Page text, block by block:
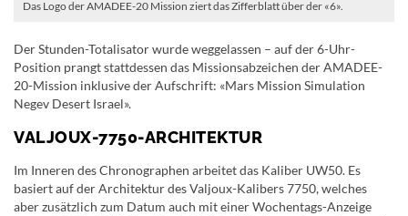
Das Logo der AMADEE-20 Mission ziert das Zifferblatt über der «6».
Der Stunden-Totalisator wurde weggelassen – auf der 6-Uhr-
Position prangt stattdessen das Missionsabzeichen der AMADEE-
20-Mission inklusive der Aufschrift: «Mars Mission Simulation
Negev Desert Israel».
VALJOUX-7750-ARCHITEKTUR
Im Inneren des Chronographen arbeitet das Kaliber UW50. Es
basiert auf der Architektur des Valjoux-Kalibers 7750, welches
aber zusätzlich zum Datum auch mit einer Wochentags-Anzeige